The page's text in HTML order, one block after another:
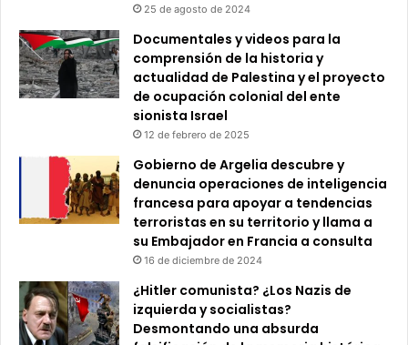
25 de agosto de 2024
Documentales y videos para la
comprensión de la historia y
actualidad de Palestina y el proyecto
de ocupación colonial del ente
sionista Israel
12 de febrero de 2025
Gobierno de Argelia descubre y
denuncia operaciones de inteligencia
francesa para apoyar a tendencias
terroristas en su territorio y llama a
su Embajador en Francia a consulta
16 de diciembre de 2024
¿Hitler comunista? ¿Los Nazis de
izquierda y socialistas?
Desmontando una absurda